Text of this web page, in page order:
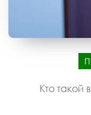
Кто такой